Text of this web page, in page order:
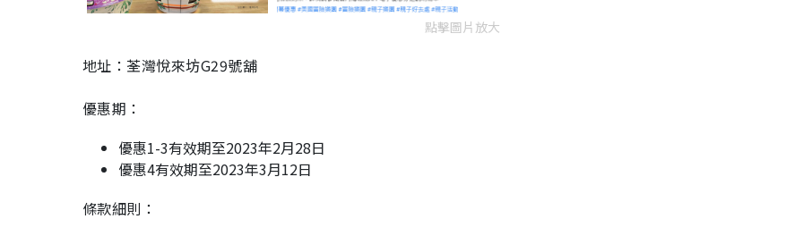
點擊圖片放大
地址：荃灣悅來坊G29號舖
優惠期：
優惠1-3有效期至2023年2月28日
優惠4有效期至2023年3月12日
條款細則：